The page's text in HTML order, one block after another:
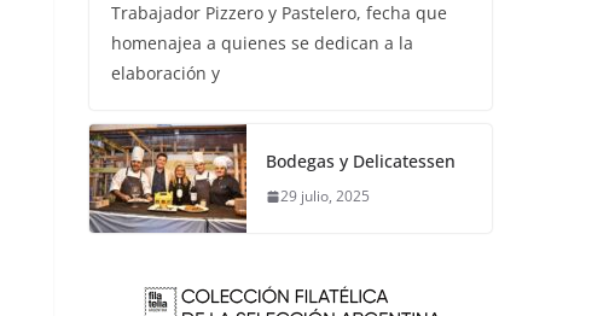
Trabajador Pizzero y Pastelero, fecha que
homenajea a quienes se dedican a la
elaboración y
Bodegas y Delicatessen
29 julio, 2025